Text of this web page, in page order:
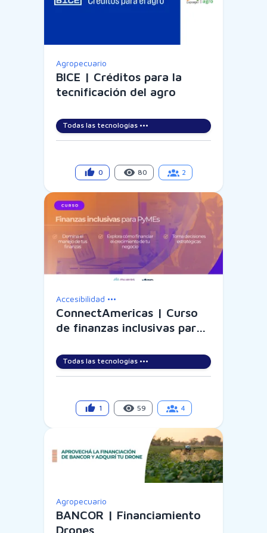
Agropecuario
BICE | Créditos para la
tecnificación del agro
Todas las tecnologías •••
0 80 2
Accesibilidad •••
ConnectAmericas | Curso
de finanzas inclusivas para
Todas las tecnologías •••
1 59 4
Agropecuario
BANCOR | Financiamiento
Drones